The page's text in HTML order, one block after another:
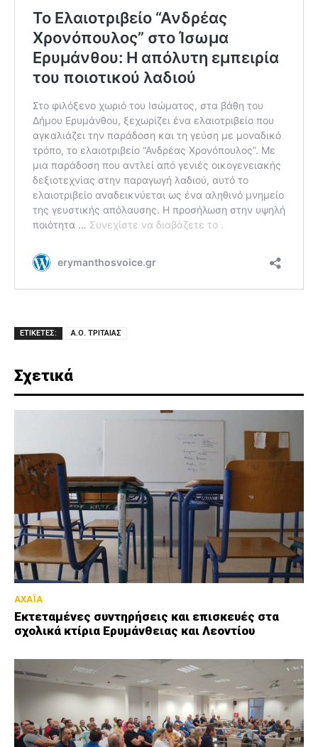
ΕΤΙΚΕΤΕΣ: Α.Ο. ΤΡΙΤΑΙΑΣ
Σχετικά
ΑΧΑΪΑ
Εκτεταμένες συντηρήσεις και επισκευές στα
σχολικά κτίρια Ερυμάνθειας και Λεοντίου